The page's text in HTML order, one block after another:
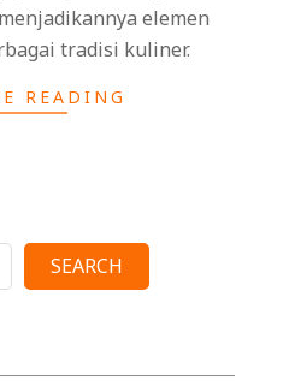
elemen
tradisi kuliner.
READING
SEARCH